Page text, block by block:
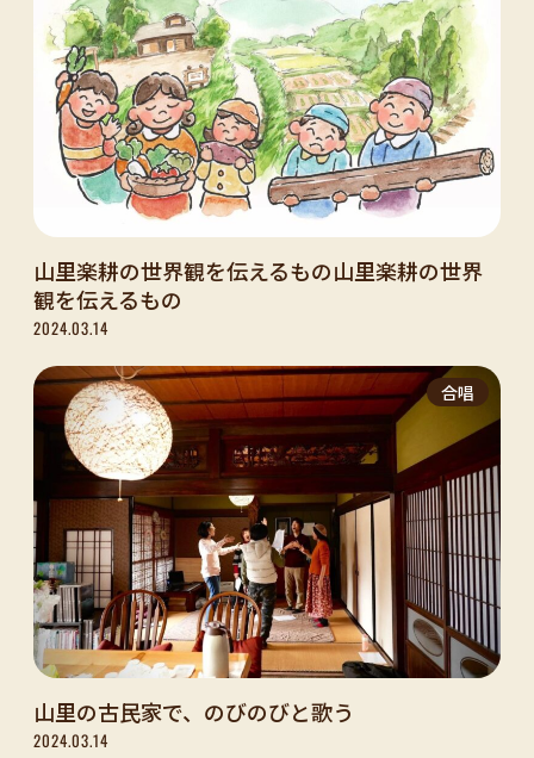
山里楽耕の世界観を伝えるもの山里楽耕の世界
観を伝えるもの
2024.03.14
山里の古民家で、のびのびと歌う
2024.03.14
合唱